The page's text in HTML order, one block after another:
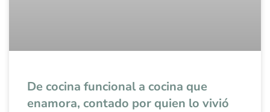
De cocina funcional a cocina que
enamora, contado por quien lo vivió